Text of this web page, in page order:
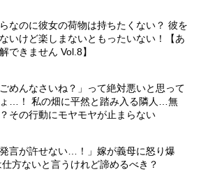
なのに彼女の荷物は持ちたくない？ 彼を
いけど楽しまないともったいない！【あ
できません Vol.8】
ごめんなさいね？」って絶対悪いと思って
…！ 私の畑に平然と踏み入る隣人…無
その行動にモヤモヤが止まらない
発言が許せない…！」嫁が義母に怒り爆
方ないと言うけれど諦めるべき？